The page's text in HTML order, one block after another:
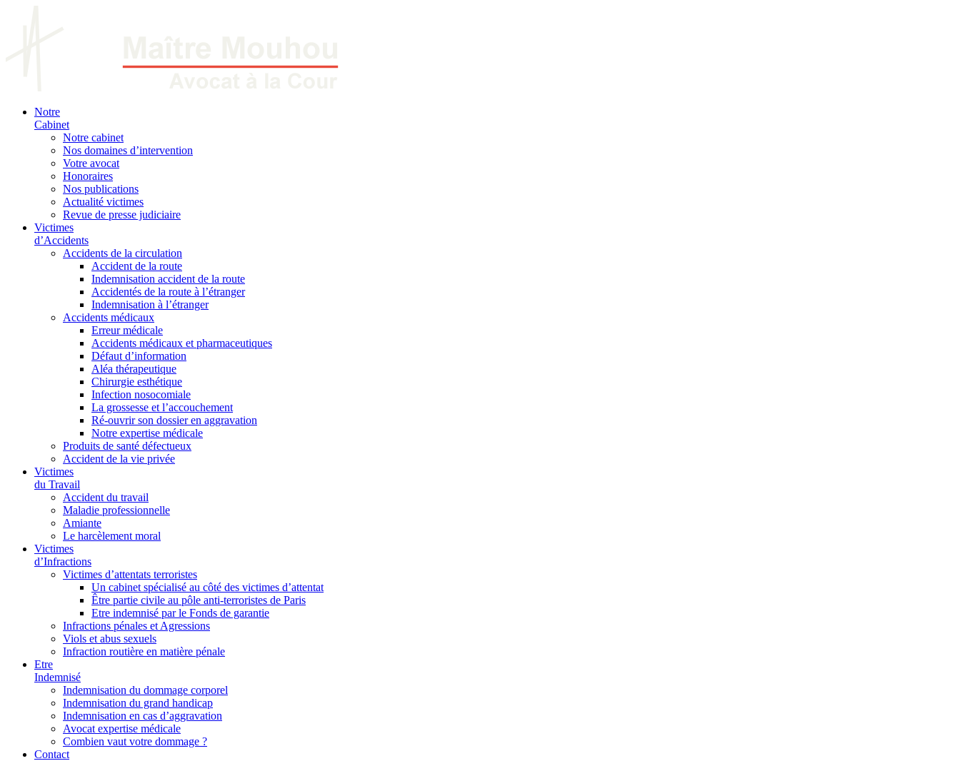
Notre
Cabinet
Notre cabinet
Nos domaines d’intervention
Votre avocat
Honoraires
Nos publications
Actualité victimes
Revue de presse judiciaire
Victimes
d’Accidents
Accidents de la circulation
Accident de la route
Indemnisation accident de la route
Accidentés de la route à l’étranger
Indemnisation à l’étranger
Accidents médicaux
Erreur médicale
Accidents médicaux et pharmaceutiques
Défaut d’information
Aléa thérapeutique
Chirurgie esthétique
Infection nosocomiale
La grossesse et l’accouchement
Ré-ouvrir son dossier en aggravation
Notre expertise médicale
Produits de santé défectueux
Accident de la vie privée
Victimes
du Travail
Accident du travail
Maladie professionnelle
Amiante
Le harcèlement moral
Victimes
d’Infractions
Victimes d’attentats terroristes
Un cabinet spécialisé au côté des victimes d’attentat
Être partie civile au pôle anti-terroristes de Paris
Etre indemnisé par le Fonds de garantie
Infractions pénales et Agressions
Viols et abus sexuels
Infraction routière en matière pénale
Etre
Indemnisé
Indemnisation du dommage corporel
Indemnisation du grand handicap
Indemnisation en cas d’aggravation
Avocat expertise médicale
Combien vaut votre dommage ?
Contact